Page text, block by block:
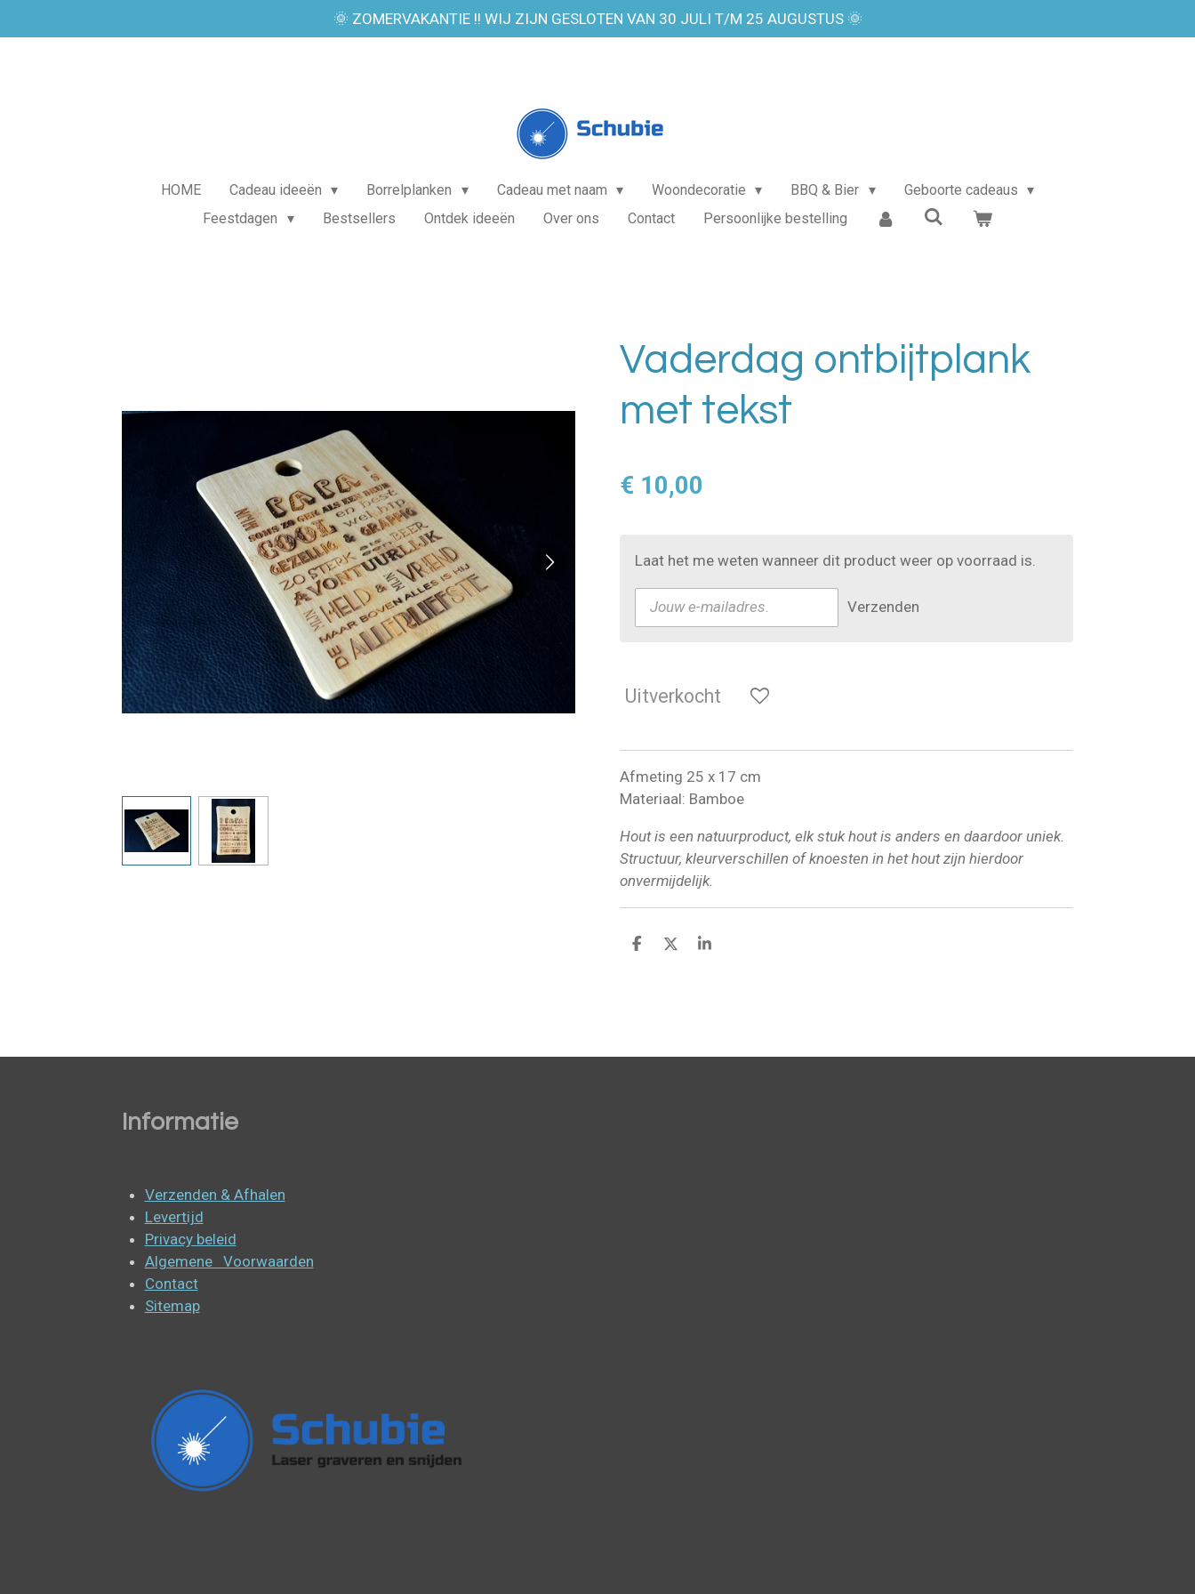
direct
🌞 ZOMERVAKANTIE !! WIJ ZIJN GESLOTEN VAN 30 JULI T/M 25 AUGUSTUS 🌞
HOME Cadeau ideeën Borrelplanken Cadeau met naam Woondecoratie BBQ & Bier
Geboorte cadeaus
Feestdagen
Bestsellers Ontdek ideeën Over ons Contact Persoonlijke bestelling
Vaderdag ontbijtplank
met tekst
€ 10,00
Laat het me weten wanneer dit product weer op voorraad is.
Verzenden
Uitverkocht
Afmeting 25 x 17 cm
Materiaal: Bamboe
Hout is een natuurproduct, elk stuk hout is anders en daardoor uniek.
Structuur, kleurverschillen of knoesten in het hout zijn hierdoor
onvermijdelijk.
D
D
S
Informatie
Verzenden & Afhalen
Levertijd
Privacy beleid
Algemene Voorwaarden
Contact
Sitemap